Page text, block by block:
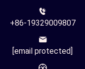
+86-19329009807
[email protected]